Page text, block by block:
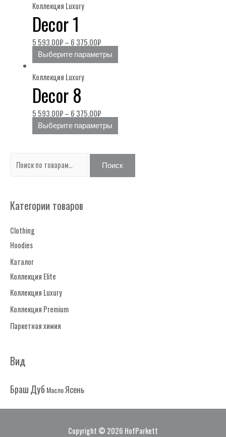
Коллекция Luxury
Decor 1
5 593,00₽– 6 375,00₽
Выберите параметры
Коллекция Luxury
Decor 8
5 593,00₽– 6 375,00₽
Выберите параметры
а
ь
:
Поиск
Категории товаров
Clothing
Hoodies
Каталог
Коллекция Elite
Коллекция Luxury
Коллекция Premium
Паркетная химия
Вид
Браш Дуб МаслоЯсень
Copyright © 2026 HofParkett